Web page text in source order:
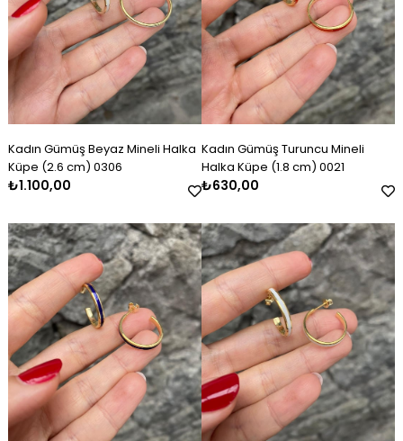
Kadın Gümüş Beyaz Mineli Halka
Küpe (2.6 cm) 0306
₺1.100,00
Kadın Gümüş Turuncu Mineli
Halka Küpe (1.8 cm) 0021
₺630,00